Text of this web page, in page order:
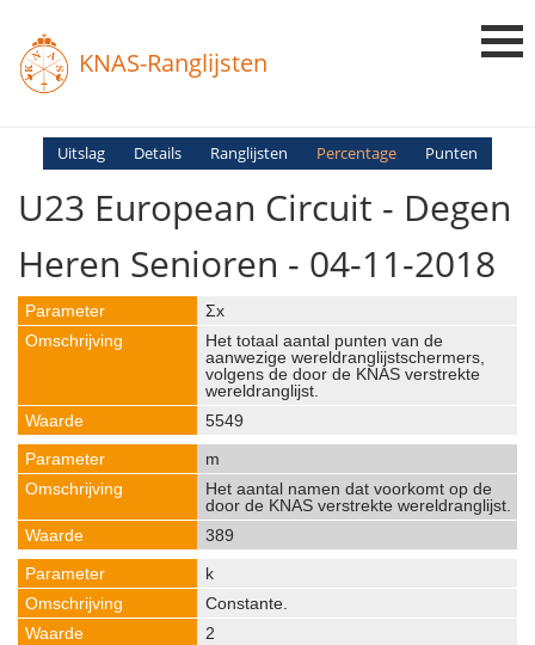
KNAS-Ranglijsten
Login
Ranglijsten
Uitslag Details Ranglijsten Percentage Punten
U23 European Circuit - Degen
Heren Senioren - 04-11-2018
Σx
Het totaal aantal punten van de
aanwezige wereldranglijstschermers,
volgens de door de KNAS verstrekte
wereldranglijst.
5549
m
Het aantal namen dat voorkomt op de
door de KNAS verstrekte wereldranglijst.
389
k
Constante.
2